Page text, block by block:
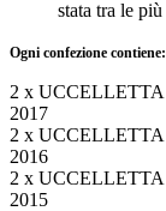
stata tra le
Ogni confezione contiene:
2 x UCCELLETTA
2017
2 x UCCELLETTA
2016
2 x UCCELLETTA
2015